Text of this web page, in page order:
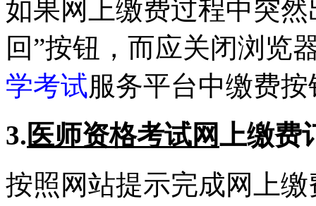
如果网上缴费过程中突
回”按钮，而应关闭浏览
学考试服务平台中缴费
3. 医师资格考试网上缴费
按照网站提示完成网上